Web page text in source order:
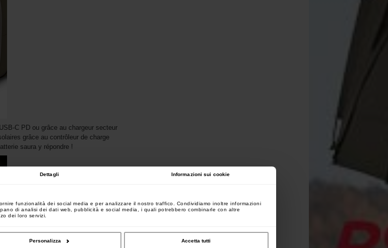
Dettagli Informazioni sui cookie
funzionalità dei social media e per analizzare il nostro traffico. Condividiamo inoltre informazioni
di analisi dei dati web, pubblicità e social media, i quali potrebbero combinarle con altre
dei loro servizi.
Personalizza Accetta tutti
C PD ou grâce au chargeur secteur
grâce au contrôleur de charge
saura y répondre !